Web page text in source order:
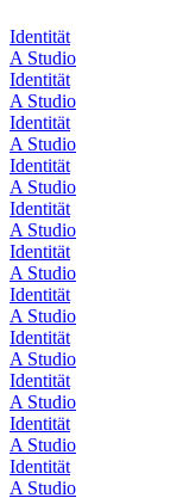
Identität
A Studio
Identität
A Studio
Identität
A Studio
Identität
A Studio
Identität
A Studio
Identität
A Studio
Identität
A Studio
Identität
A Studio
Identität
A Studio
Identität
A Studio
Identität
A Studio